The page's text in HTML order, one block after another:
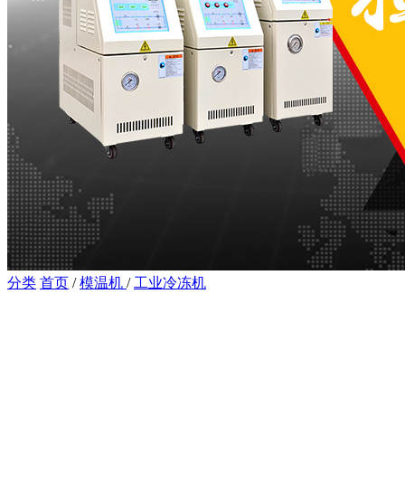
分类 首页 /模温机 / 工业冷冻机